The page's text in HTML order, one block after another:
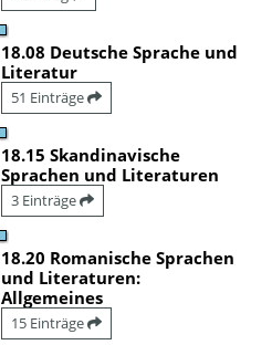
18.08 Deutsche Sprache und
Literatur
51 Einträge
18.15 Skandinavische
Sprachen und Literaturen
3 Einträge
18.20 Romanische Sprachen
und Literaturen:
Allgemeines
15 Einträge